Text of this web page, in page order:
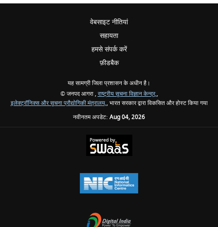
वेबसाइट नीतियां
सहायता
हमसे संपर्क करें
फ़ीडबैक
यह सामग्री जिला प्रशासन के अधीन है।
© जनपद आगरा , राष्ट्रीय सूचना विज्ञान केन्द्र,,
इलेक्ट्रॉनिक्स और सूचना प्रौद्योगिकी मंत्रालय,, भारत सरकार द्वारा विकसित और होस्ट किया गया
नवीनतम अपडेट: Aug 04, 2026